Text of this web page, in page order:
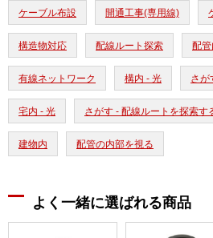
ケーブル布設 開通工事(専用線)
構造物対応 配線ルート探索 配管
有線ネットワーク 構内 - 光 さが
宅内 - 光 さがす - 配線ルートを探索す
建物内 配管の内部を視る
よく一緒に選ばれる商品